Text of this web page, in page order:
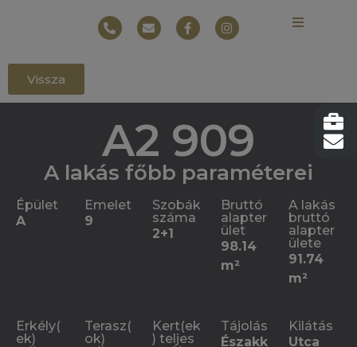
Vissza
A2 909
A lakás főbb paraméterei
Épület
A
Emelet
9
Szobák
száma
2+1
Bruttó
alapter
ület
98.14
m²
A lakás
bruttó
alapter
ülete
91.74
m²
Erkély(
ek)
Terasz(
ok)
Kert(ek
) teljes
Tájolás
Északk
Kilátás
Utca